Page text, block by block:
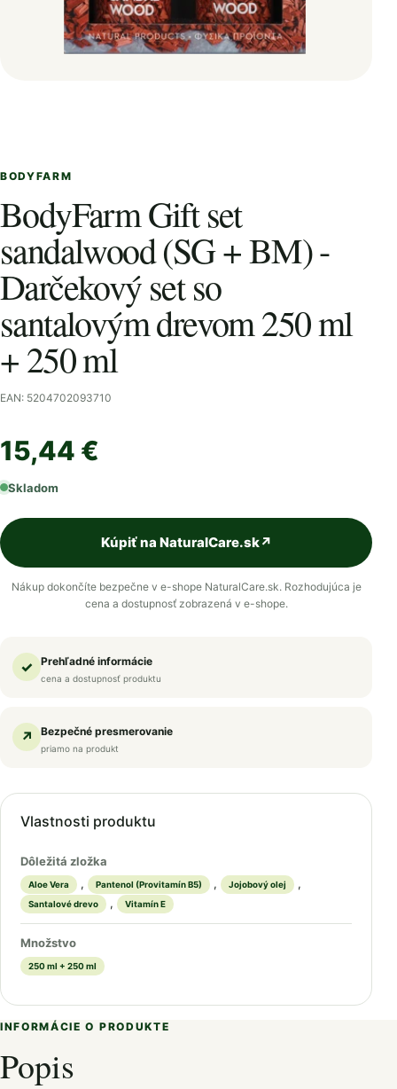
BODYFARM
BodyFarm Gift set
sandalwood (SG + BM) -
Darčekový set so
santalovým drevom 250 ml
+ 250 ml
EAN: 5204702093710
15,44 €
Skladom
Kúpiť na NaturalCare.sk↗
Nákup dokončíte bezpečne v e-shope NaturalCare.sk. Rozhodujúca je
cena a dostupnosť zobrazená v e-shope.
✓ Prehľadné informácie
cena a dostupnosť produktu
↗ Bezpečné presmerovanie
priamo na produkt
Vlastnosti produktu
Dôležitá zložka
Aloe Vera , Pantenol (Provitamín B5) , Jojobový olej ,
Santalové drevo , Vitamín E
Množstvo
250 ml + 250 ml
INFORMÁCIE O PRODUKTE
Popis